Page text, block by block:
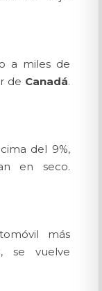
a miles de
de Canadá.
del 9%,
en seco.
más
, se vuelve